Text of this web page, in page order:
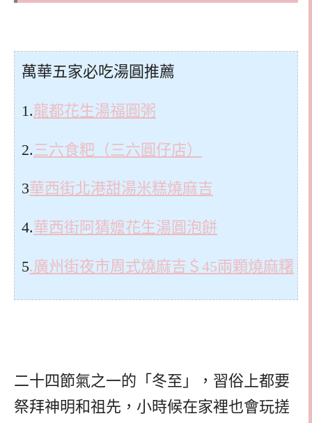
萬華五家必吃湯圓推薦
1.龍都花生湯福圓粥
2. 三六食粑（三六圓仔店）
3華西街北港甜湯米糕燒麻吉
4.華西街阿猜嬤花生湯圓泡餅
5.廣州街夜市周式燒麻吉＄45兩顆燒麻糬
二十四節氣之一的「冬至」，習俗上都要
祭拜神明和祖先，小時候在家裡也會玩搓